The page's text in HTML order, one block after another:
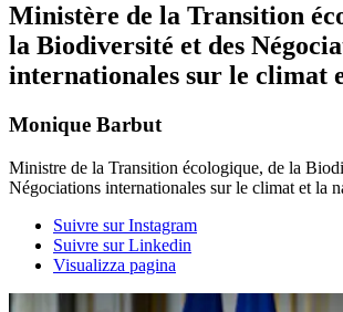
Ministère de la Transition
la Biodiversité et des
internationales sur le climat
Monique Barbut
Ministre de la Transition écologique, de la
Négociations internationales sur le climat et la
Suivre sur Instagram
Suivre sur Linkedin
Visualizza pagina